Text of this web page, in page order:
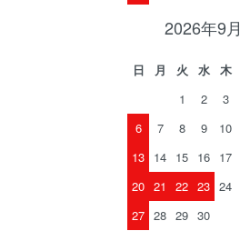
2026年9月
日 月 火 水 木
1
2 3
6
7 8 9 10
13 14 15 16 17
20 21 22 23 24
27 28 29 30